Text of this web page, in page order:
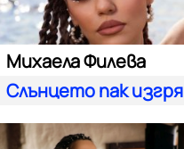
Михаела Филева
Слънцето пак изгря